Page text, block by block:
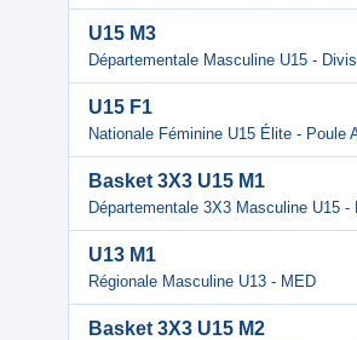
U15 M3
Départementale Masculine U15 -
U15 F1
Nationale Féminine U15 Élite - Poule
Basket 3X3 U15 M1
Départementale 3X3 Masculine U15 -
U13 M1
Régionale Masculine U13 - MED
Basket 3X3 U15 M2